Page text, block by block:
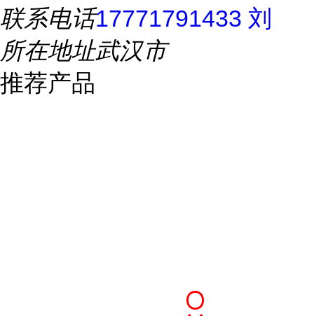
联系电话17771791433 刘
所在地址武汉市
推荐产品